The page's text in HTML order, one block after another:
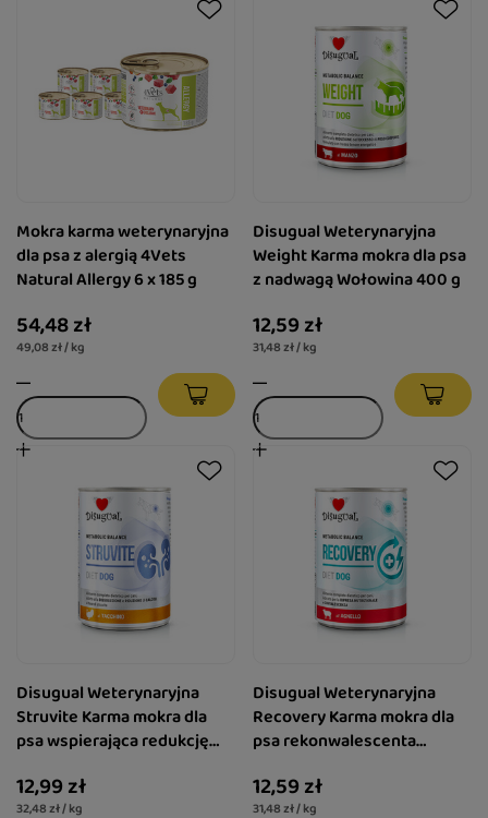
Mokra karma weterynaryjna
dla psa z alergią 4Vets
Natural Allergy 6 x 185 g
54,48 zł
49,08 zł / kg
Disugual Weterynaryjna
Weight Karma mokra dla psa
z nadwagą Wołowina 400 g
12,59 zł
31,48 zł / kg
Disugual Weterynaryjna
Struvite Karma mokra dla
psa wspierająca redukcję
nerkach Indyk 400 g
12,99 zł
32,48 zł / kg
Disugual Weterynaryjna
Recovery Karma mokra dla
psa rekonwalescenta
12,59 zł
31,48 zł / kg